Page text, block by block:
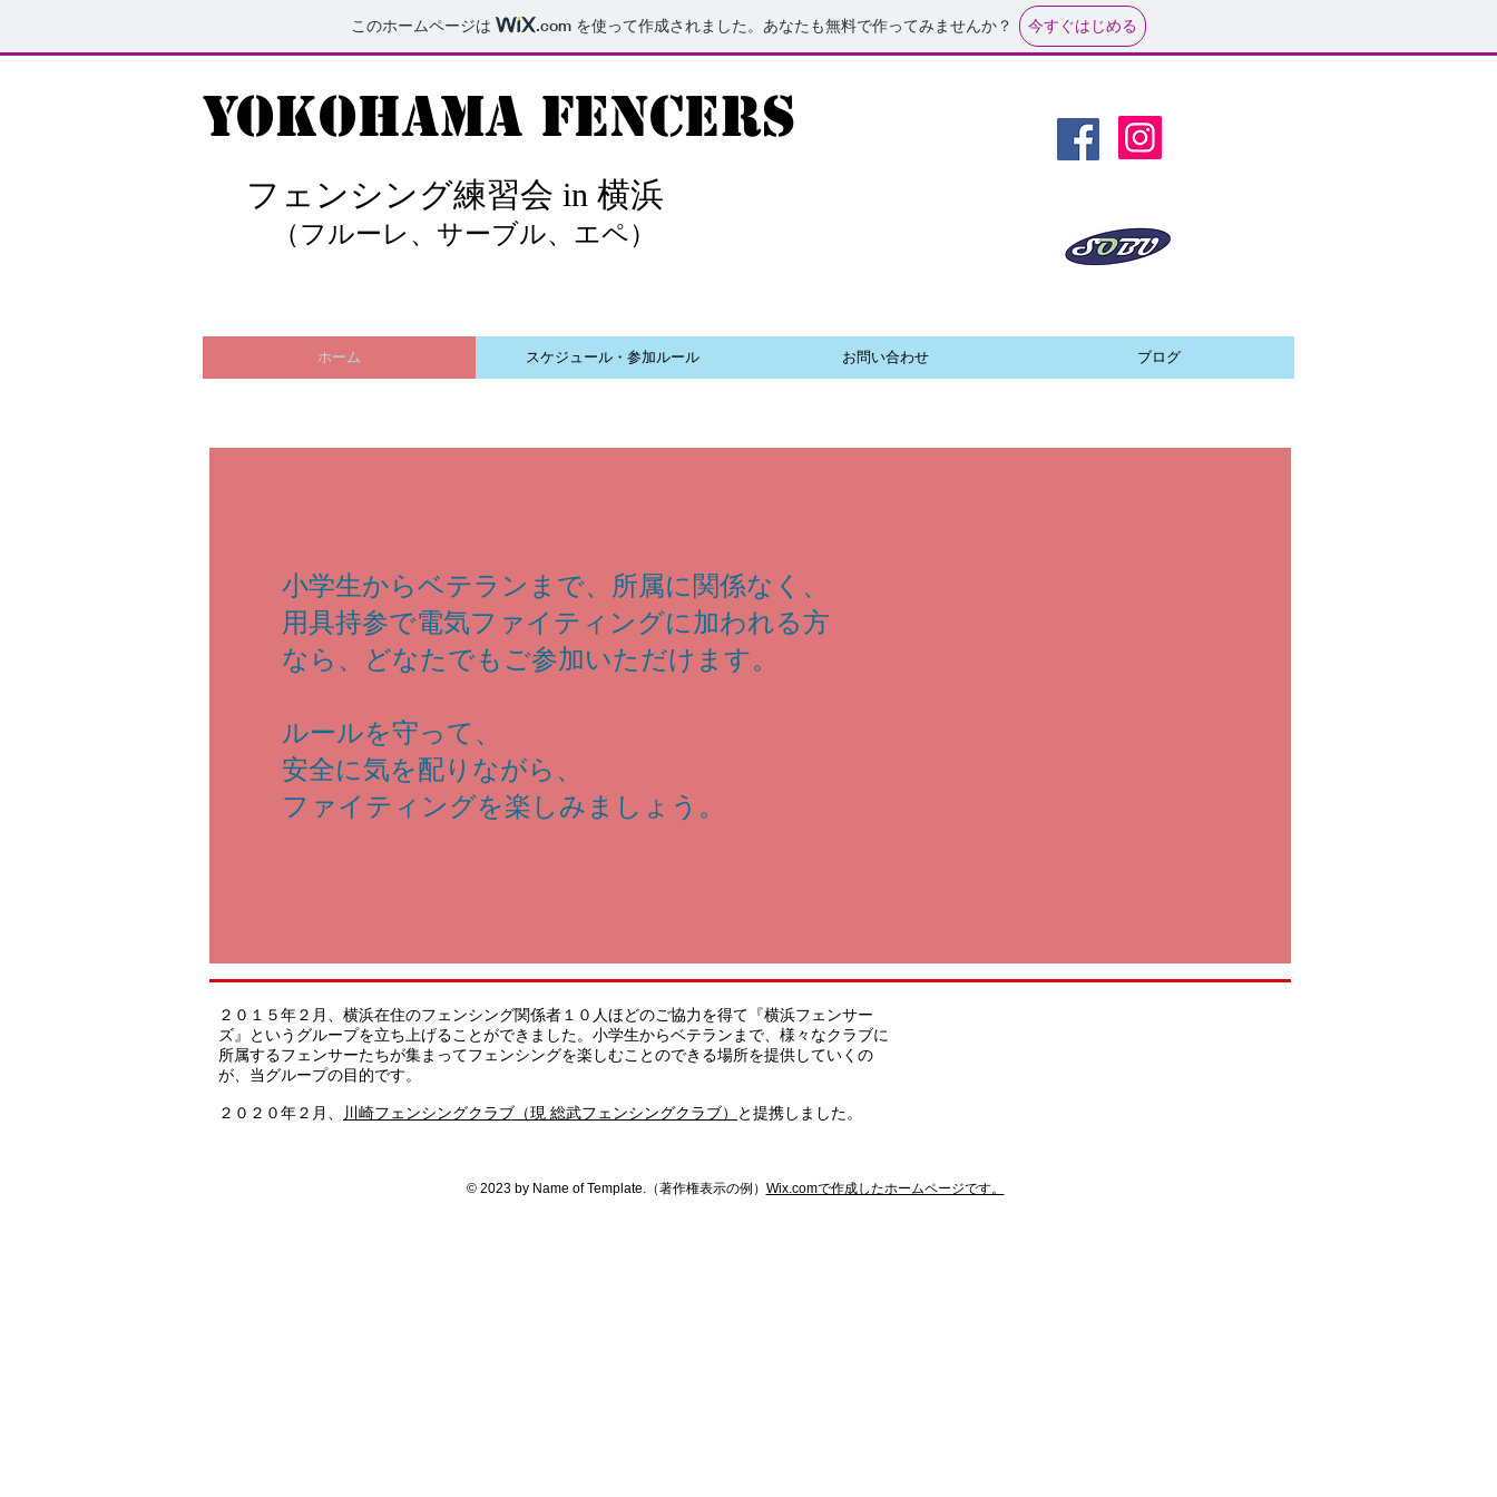
このホームページは .com を使って作成されました。あなたも無料で作ってみませんか？ 今すぐはじめる
YOKOHAMA FENCERS
フェンシング練習会 in 横浜
（フルーレ、サーブル、 エペ）
ホーム スケジュール・参加ルール お問い合わせ ブログ
小学生からベテランまで、所属に関係なく、
用具持参で電気ファイティングに加われる方
なら、どなたでもご参加いただけます。
ルールを守って、
安全に気を配りながら、
ファイティングを楽しみましょう。
２０１５年２月、横浜在住のフェンシング関係者１０人ほどのご協力を得て『横浜フェンサー
ズ』というグループを立ち上げることができました。小学生からベテランまで、様々なクラブに
所属するフェンサーたちが集まってフェンシングを楽しむことのできる場所を提供していくの
が、当グループの目的です。
​２０２０年２月、 川崎フェンシングクラブ（現 総武フェンシングクラブ） と提携しました。
© 2023 by Name of Template.（著作権表示の例） Wix.comで作成したホームページです。